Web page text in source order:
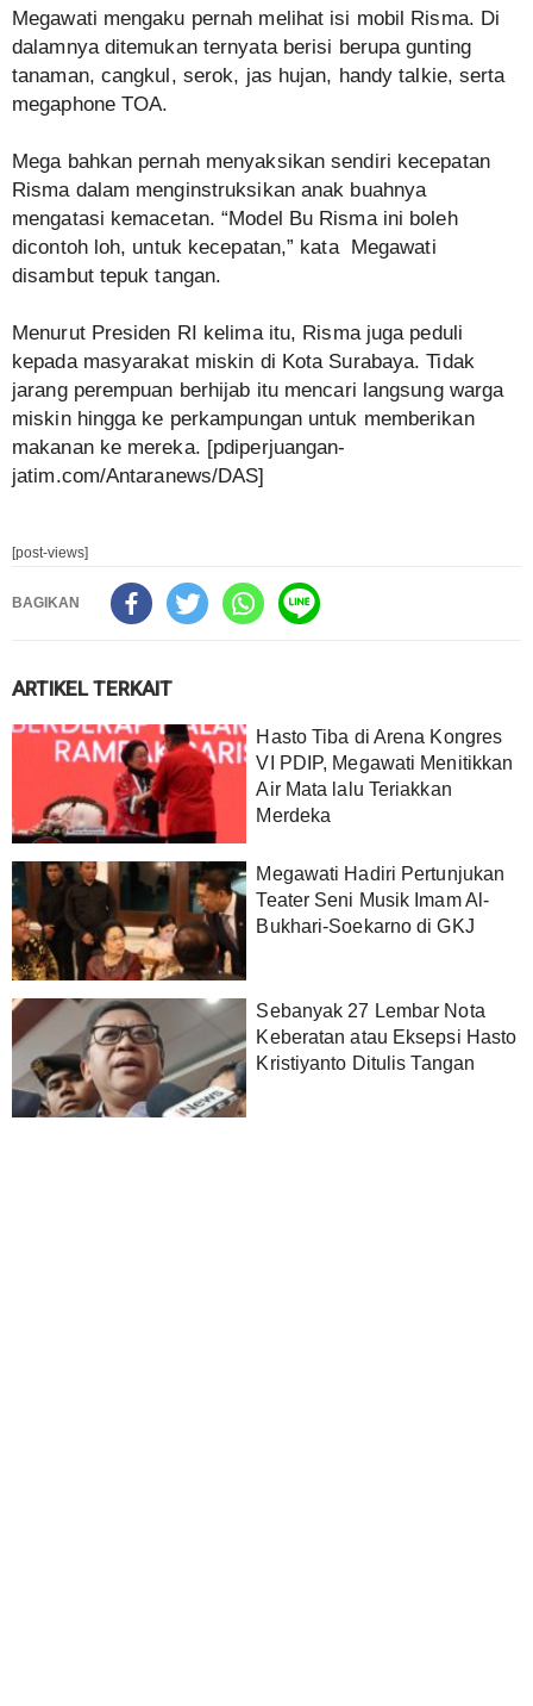
Megawati mengaku pernah melihat isi mobil Risma. Di
dalamnya ditemukan ternyata berisi berupa gunting
tanaman, cangkul, serok, jas hujan, handy talkie, serta
megaphone TOA.
Mega bahkan pernah menyaksikan sendiri kecepatan
Risma dalam menginstruksikan anak buahnya
mengatasi kemacetan. “Model Bu Risma ini boleh
dicontoh loh, untuk kecepatan,” kata Megawati
disambut tepuk tangan.
Menurut Presiden RI kelima itu, Risma juga peduli
kepada masyarakat miskin di Kota Surabaya. Tidak
jarang perempuan berhijab itu mencari langsung warga
miskin hingga ke perkampungan untuk memberikan
makanan ke mereka. [pdiperjuangan-
jatim.com/Antaranews/DAS]
[post-views]
BAGIKAN
ARTIKEL TERKAIT
Hasto Tiba di Arena Kongres
VI PDIP, Megawati Menitikkan
Air Mata lalu Teriakkan
Merdeka
Megawati Hadiri Pertunjukan
Teater Seni Musik Imam Al-
Bukhari-Soekarno di GKJ
Sebanyak 27 Lembar Nota
Keberatan atau Eksepsi Hasto
Kristiyanto Ditulis Tangan